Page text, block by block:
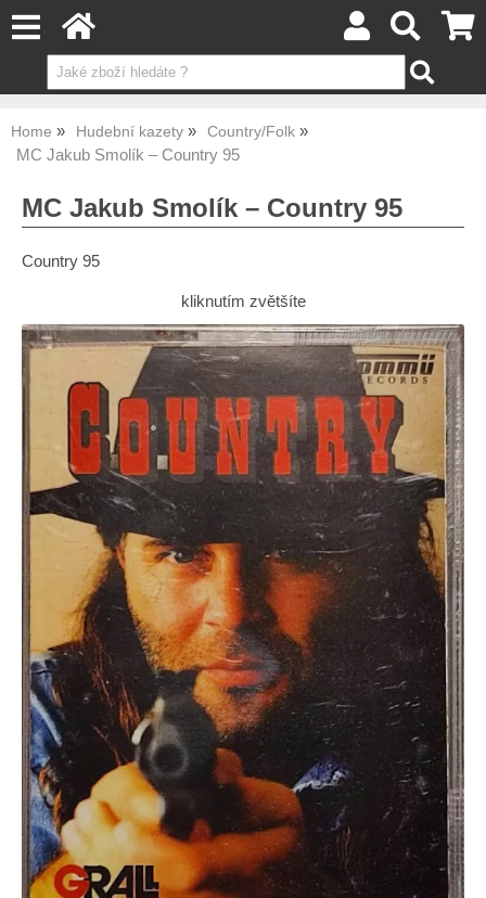
Home Hudební kazety Country/Folk
MC Jakub Smolík – Country 95
MC Jakub Smolík – Country 95
Country 95
kliknutím zvětšíte